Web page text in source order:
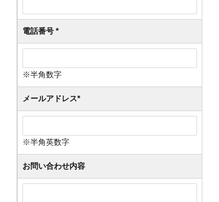
電話番号*
※半角数字
メールアドレス*
※半角英数字
お問い合わせ内容